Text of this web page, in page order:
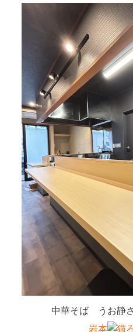
中華そば うお静
岩本